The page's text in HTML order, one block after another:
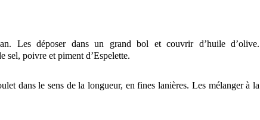
Les déposer dans un grand bol et couvrir d’huile d’olive.
sel, poivre et piment d’Espelette.
dans le sens de la longueur, en fines lanières. Les mélanger à la